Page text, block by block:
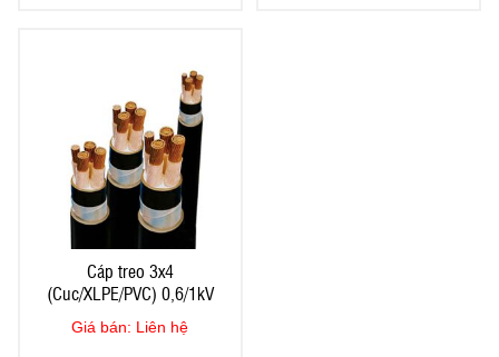
Cáp treo 3x4
(Cuc/XLPE/PVC) 0,6/1kV
Giá bán: Liên hệ